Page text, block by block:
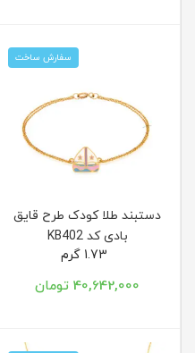
سفارش ساخت
دستبند طلا کودک طرح قایق
بادی کد KB402
40,642,000 تومان